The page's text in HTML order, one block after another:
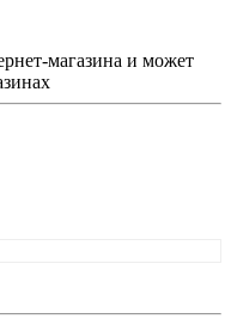
магазина и может